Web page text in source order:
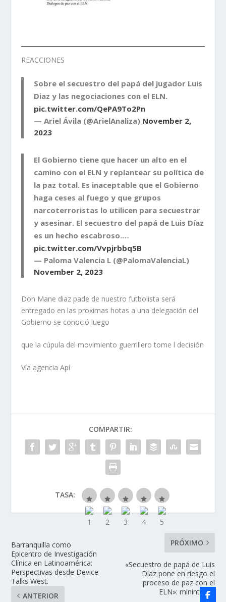
REACCIONES
Sobre el secuestro del papá del jugador Luis
Diaz y las negociaciones con el ELN.
pic.twitter.com/QePA9To2Pn
— Ariel Ávila (@ArielAnaliza) November 2,
2023
El Gobierno tiene que hacer un alto en el
camino con el ELN y replantear su política de
la paz total. Es inaceptable que el Gobierno
haga ceses al fuego y que grupos
narcoterroristas lo utilicen para secuestrar
y asesinar. El secuestro del papá de Luis Díaz
es un hecho escabroso.…
pic.twitter.com/Vvpjrbbq5B
— Paloma Valencia L (@PalomaValenciaL)
November 2, 2023
Don Mane diaz pade de nuestro futbolista será
entregado en las proximas hotas a una delegación del
Gobierno se conoció luego
que la cúpula del movimiento guerrillero tome l decisión
Vía agencia Apí
COMPARTIR:
TASA:
Barranquilla como
Epicentro de Investigación
Clínica en Latinoamérica:
Perspectivas desde Device
Talks West.
ANTERIOR
PRÓXIMO
«Secuestro de papá de Luis
Díaz pone en riesgo el
proceso de paz con el
ELN»: mininterior